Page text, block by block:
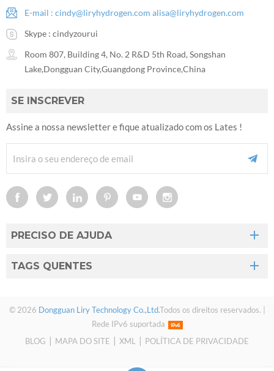
E-mail : cindy@liryhydrogen.com alisa@liryhydrogen.com
Skype : cindyzourui
Room 807, Building 4, No. 2 R&D 5th Road, Songshan
Lake,Dongguan City,Guangdong Province,China
SE INSCREVER
Assine a nossa newsletter e fique atualizado com os Lates !
PRECISO DE AJUDA
TAGS QUENTES
© 2026 Dongguan Liry Technology Co.,Ltd.Todos os direitos reservados. |
Rede IPv6 suportada
BLOG | MAPA DO SITE | XML | POLÍTICA DE PRIVACIDADE